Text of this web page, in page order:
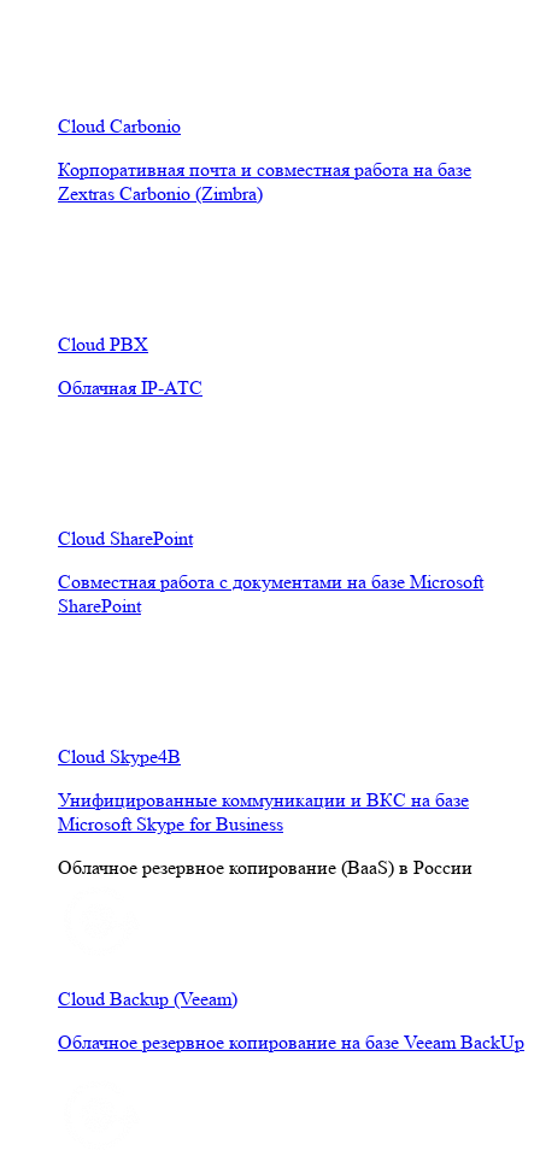
Cloud Carbonio
Корпоративная почта и совместная работа на базе
Zextras Carbonio (Zimbra)
Cloud PBX
Облачная IP-АТС
Cloud SharePoint
Совместная работа с документами на базе Microsoft
SharePoint
Cloud Skype4B
Унифицированные коммуникации и ВКС на базе
Microsoft Skype for Business
Облачное резервное копирование (BaaS) в России
Cloud Backup (Veeam)
Облачное резервное копирование на базе Veeam BackUp